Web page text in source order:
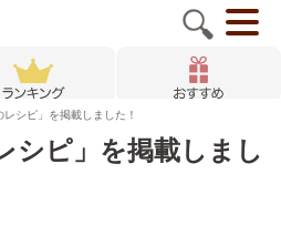
シピ」を掲載しました！
シピ」を掲載しまし